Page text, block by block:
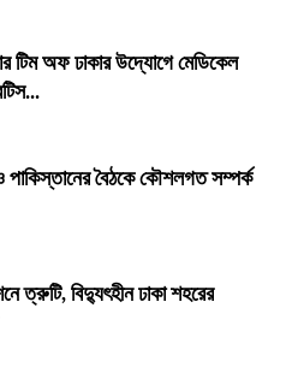
টিম অফ ঢাকার উদ্যোগে মেডিকেল
পাকিস্তানের বৈঠকে কৌশলগত সম্পর্ক
ত্রুটি, বিদ্যুৎহীন ঢাকা শহরের